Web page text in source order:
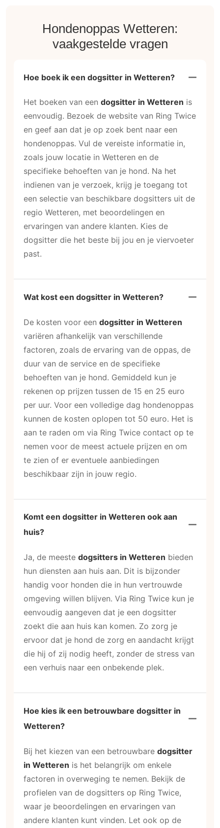
Hondenoppas Wetteren:
vaakgestelde vragen
Hoe boek ik een dogsitter in Wetteren?
Het boeken van een dogsitter in Wetteren is
eenvoudig. Bezoek de website van Ring Twice
en geef aan dat je op zoek bent naar een
hondenoppas. Vul de vereiste informatie in,
zoals jouw locatie in Wetteren en de
specifieke behoeften van je hond. Na het
indienen van je verzoek, krijg je toegang tot
een selectie van beschikbare dogsitters uit de
regio Wetteren, met beoordelingen en
ervaringen van andere klanten. Kies de
dogsitter die het beste bij jou en je viervoeter
past.
Wat kost een dogsitter in Wetteren?
De kosten voor een dogsitter in Wetteren
variëren afhankelijk van verschillende
factoren, zoals de ervaring van de oppas, de
duur van de service en de specifieke
behoeften van je hond. Gemiddeld kun je
rekenen op prijzen tussen de 15 en 25 euro
per uur. Voor een volledige dag hondenoppas
kunnen de kosten oplopen tot 50 euro. Het is
aan te raden om via Ring Twice contact op te
nemen voor de meest actuele prijzen en om
te zien of er eventuele aanbiedingen
beschikbaar zijn in jouw regio.
Komt een dogsitter in Wetteren ook aan
huis?
Ja, de meeste dogsitters in Wetteren bieden
hun diensten aan huis aan. Dit is bijzonder
handig voor honden die in hun vertrouwde
omgeving willen blijven. Via Ring Twice kun je
eenvoudig aangeven dat je een dogsitter
zoekt die aan huis kan komen. Zo zorg je
ervoor dat je hond de zorg en aandacht krijgt
die hij of zij nodig heeft, zonder de stress van
een verhuis naar een onbekende plek.
Hoe kies ik een betrouwbare dogsitter in
Wetteren?
Bij het kiezen van een betrouwbare dogsitter
in Wetteren is het belangrijk om enkele
factoren in overweging te nemen. Bekijk de
profielen van de dogsitters op Ring Twice,
waar je beoordelingen en ervaringen van
andere klanten kunt vinden. Let ook op de